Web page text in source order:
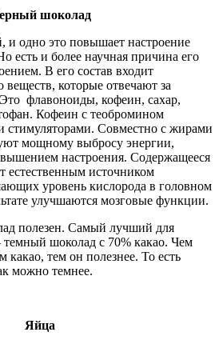
шоколад
и одно это повышает настроение
есть и более научная причина его
В его состав входит
веществ, которые отвечают за
флавоноиды, кофеин, сахар,
Кофеин с теобромином
стимуляторами. Совместно с жирами
мощному выбросу энергии,
настроения. Содержащееся
естественным источником
уровень кислорода в головном
улучшаются мозговые функции.
полезен. Самый лучший для
темный шоколад с 70% какао. Чем
какао, тем он полезнее. То есть
можно темнее.
Яйца